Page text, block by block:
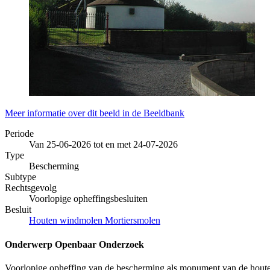
Meer informatie over dit beeld in de Beeldbank
Periode
Van 25-06-2026 tot en met 24-07-2026
Type
Bescherming
Subtype
Rechtsgevolg
Voorlopige opheffingsbesluiten
Besluit
Houten windmolen Mortiersmolen
Onderwerp Openbaar Onderzoek
Voorlopige opheffing van de bescherming als monument van de